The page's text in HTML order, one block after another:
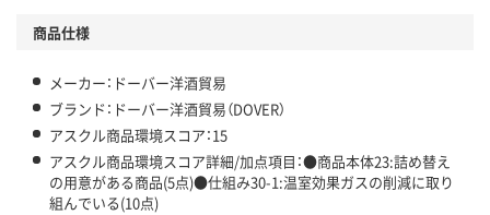
商品仕様
メーカー：ドーバー洋酒貿易
ブランド：ドーバー洋酒貿易（DOVER）
アスクル商品環境スコア：15
アスクル商品環境スコア詳細/加点項目：●商品本体23:詰め替え
の用意がある商品(5点)●仕組み30-1:温室効果ガスの削減に取り
組んでいる(10点)